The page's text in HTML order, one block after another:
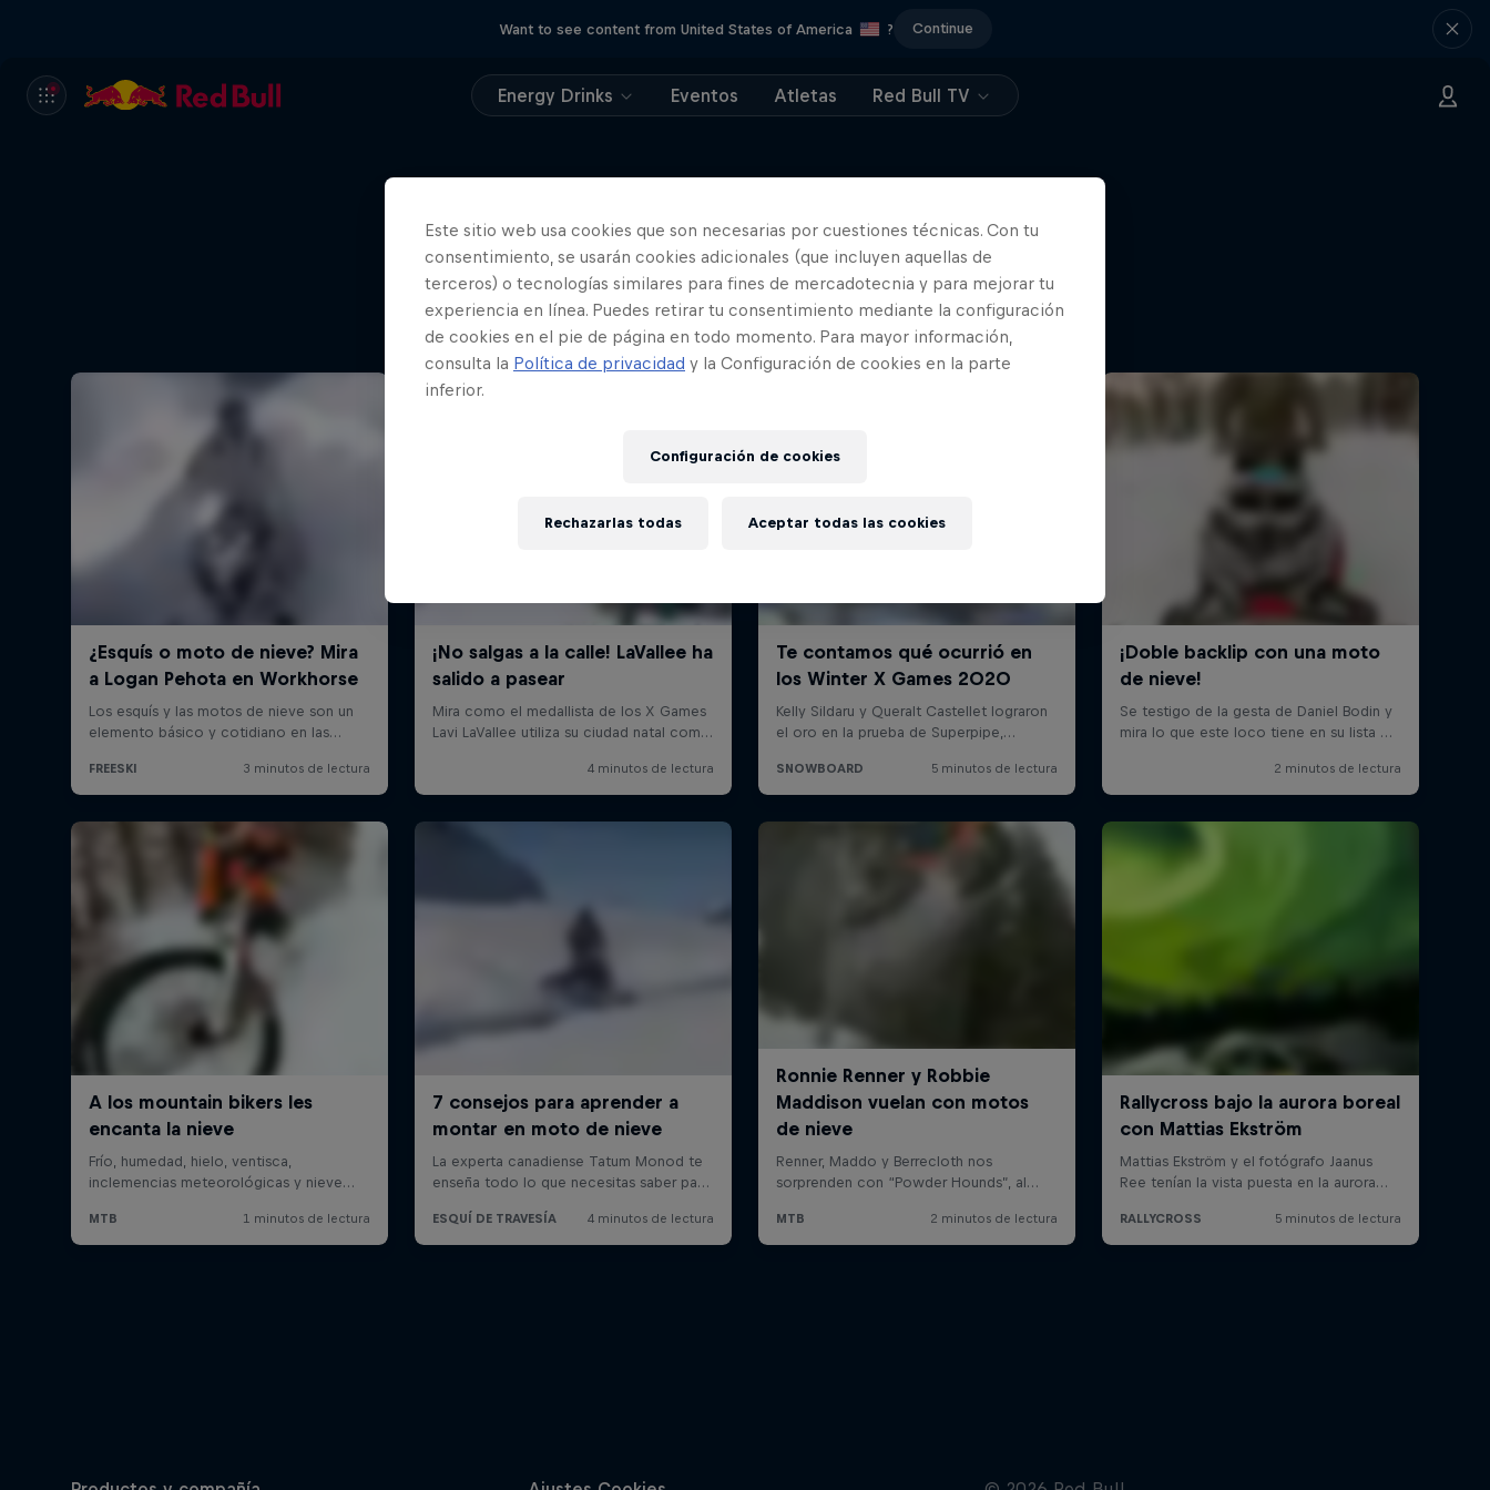
Want to see content from United States of America ? Continue
Energy Drinks Eventos Atletas Red Bull TV
Más contenidos similares
Este sitio web usa cookies que son necesarias por cuestiones técnicas. Con tu
consentimiento, se usarán cookies adicionales (que incluyen aquellas de
terceros) o tecnologías similares para fines de mercadotecnia y para mejorar tu
experiencia en línea. Puedes retirar tu consentimiento mediante la configuración
de cookies en el pie de página en todo momento. Para mayor información,
consulta la Política de privacidad y la Configuración de cookies en la parte
inferior.
Configuración de cookies
Rechazarlas todas Aceptar todas las cookies